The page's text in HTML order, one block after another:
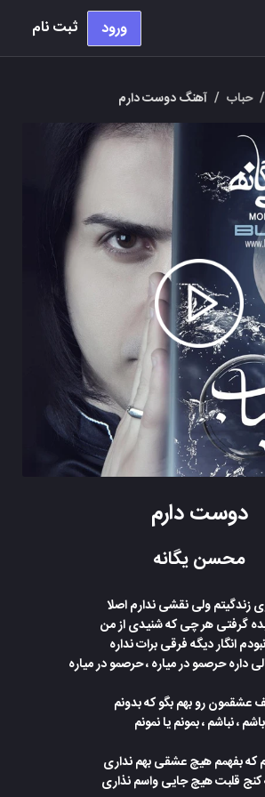
ورود ثبت نام
/ حباب / آهنگ دوست دارم
دوست دارم
محسن یگانه
زندگیتم ولی نقشی ندارم اصلا
گرفتی هر چی که شنیدی از من
انگار دیگه فرقی برات نداره
داره حرصمو در میاره ، حرصمو در میاره
عشقمون رو بهم بگو که بدونم
باشم ، نباشم ، بمونم یا نمونم
که بفهمم هیچ عشقی بهم نداری
کنج قلبت هیچ جایی واسم نذاری